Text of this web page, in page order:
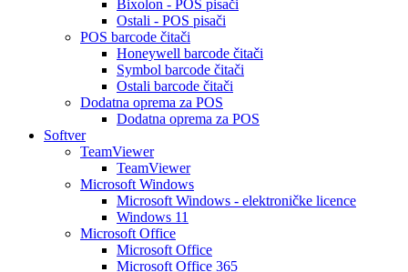
Bixolon - POS pisači
Ostali - POS pisači
POS barcode čitači
Honeywell barcode čitači
Symbol barcode čitači
Ostali barcode čitači
Dodatna oprema za POS
Dodatna oprema za POS
Softver
TeamViewer
TeamViewer
Microsoft Windows
Microsoft Windows - elektroničke licence
Windows 11
Microsoft Office
Microsoft Office
Microsoft Office 365